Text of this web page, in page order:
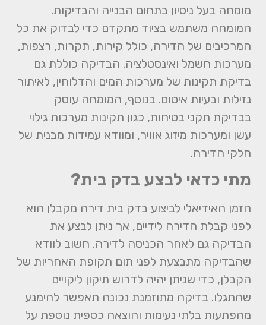
מומחה בעל ניסיון בתחום הבנייה והבדיקות.
המומחה משתמש בציוד מתקדם כדי לבדוק את כל
המרכיבים של הדירה, כולל קירות, תקרות, רצפות,
מערכות חשמל ואינסטלציה. הבדיקה כוללת גם
בדיקת תקינות של מערכות המים והדלוחין, לאיתור
נזילות ובעיות איטום. בנוסף, המומחה עוסק
בבדיקת תקני בטיחות, כגון תקינות מערכות גילוי
עשן ומערכות מיזוג אוויר, ומוודא עמידות מבנית של
חלקי הדירה.
מתי כדאי לבצע בדק בית?
הזמן האידיאלי לביצוע בדק בית דירה מקבלן הוא
לפני קבלת הדירה לידיים, אך ניתן לבצע את
הבדיקה גם לאחר הכניסה לדירה. חשוב לוודא
שהבדיקה מתבצעת לפני תום תקופת האחריות של
הקבלן, כדי שניתן יהיה לדרוש תיקון ליקויים
שהתגלו. בדיקה מתוזמנת נכונה תאפשר להימנע
מהפתעות בלתי נעימות והוצאה כספית נוספת על